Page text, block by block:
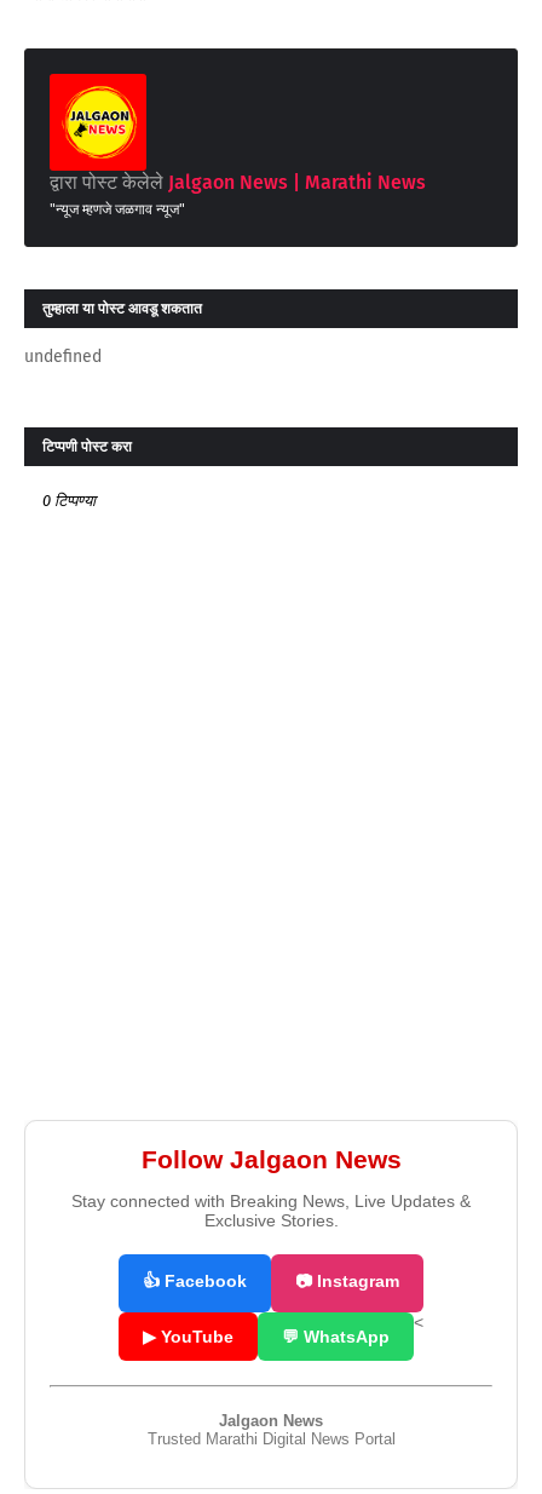
द्वारा पोस्ट केलेले Jalgaon News | Marathi News
"न्यूज म्हणजे जळगाव न्यूज"
तुम्‍हाला या पोस्‍ट आवडू शकतात
undefined
टिप्पणी पोस्ट करा
0 टिप्पण्या
Follow Jalgaon News
Stay connected with Breaking News, Live Updates &
Exclusive Stories.
👍 Facebook 📷 Instagram
▶ YouTube 💬 WhatsApp
<
Jalgaon News
Trusted Marathi Digital News Portal